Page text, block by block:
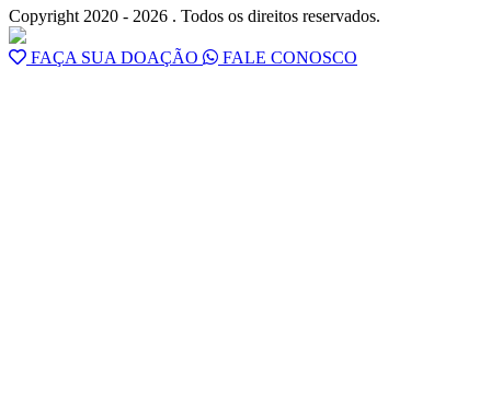
Copyright 2020 - 2026 . Todos os direitos reservados.
FAÇA SUA DOAÇÃO FALE CONOSCO